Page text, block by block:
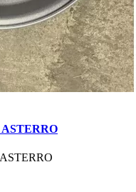
ASTERRO